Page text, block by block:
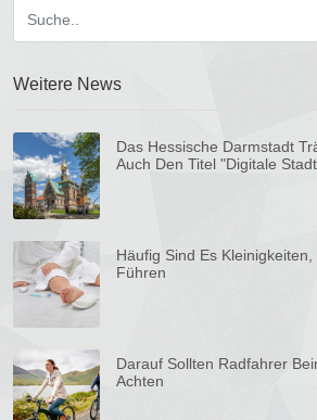
Weitere News
Das Hessische Darmstadt
Auch Den Titel "Digitale
Häufig Sind Es
Führen
Darauf Sollten Radfahrer
Achten